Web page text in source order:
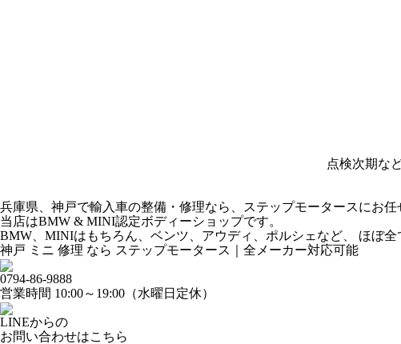
点検次期な
兵庫県、神戸で輸入車の整備・修理なら、ステップモータースにお任
当店はBMW & MINI認定ボディーショップです。
BMW、MINIはもちろん、ベンツ、アウディ、ポルシェなど、 ほぼ
神戸 ミニ 修理 なら ステップモータース｜全メーカー対応可能
0794-86-9888
営業時間 10:00～19:00（水曜日定休）
LINEからの
お問い合わせはこちら